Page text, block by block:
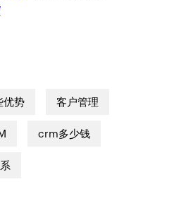
优势 客户管理
crm多少钱